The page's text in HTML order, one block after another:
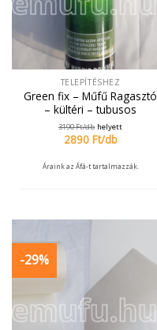
TELEPÍTÉSHEZ
Green fix – Műfű Ragasztó
– kültéri – tubusos
3190Ft/db helyett
2890 Ft/db
Áraink az Áfá-t tartalmazzák.
-29%